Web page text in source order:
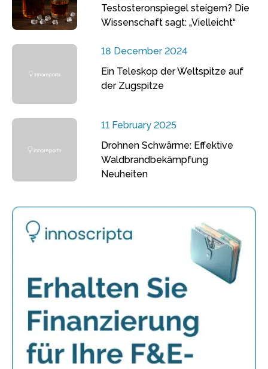
Testosteronspiegel steigern? Die
Wissenschaft sagt: „Vielleicht“
18 December 2024
Ein Teleskop der Weltspitze auf
der Zugspitze
11 February 2025
Drohnen Schwärme: Effektive
Waldbrandbekämpfung
Neuheiten